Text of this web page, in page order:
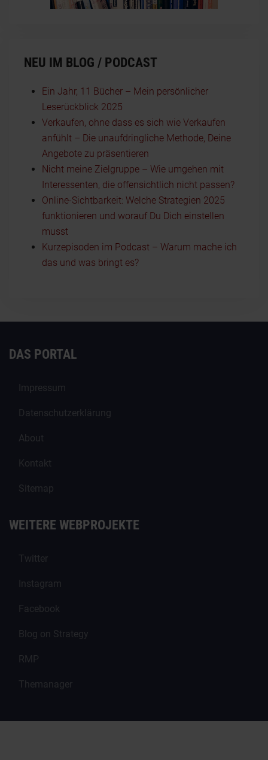
NEU IM BLOG / PODCAST
Ein Jahr, 11 Bücher – Mein persönlicher
Leserückblick 2025
Verkaufen, ohne dass es sich wie Verkaufen
anfühlt – Die unaufdringliche Methode, Deine
Angebote zu präsentieren
Nicht meine Zielgruppe – Wie umgehen mit
Interessenten, die offensichtlich nicht passen?
Online-Sichtbarkeit: Welche Strategien 2025
funktionieren und worauf Du Dich einstellen
musst
Kurzepisoden im Podcast – Warum mache ich
das und was bringt es?
DAS PORTAL
Impressum
Datenschutzerklärung
About
Kontakt
Sitemap
WEITERE WEBPROJEKTE
Twitter
Instagram
Facebook
Blog on Strategy
RMP
Themanager